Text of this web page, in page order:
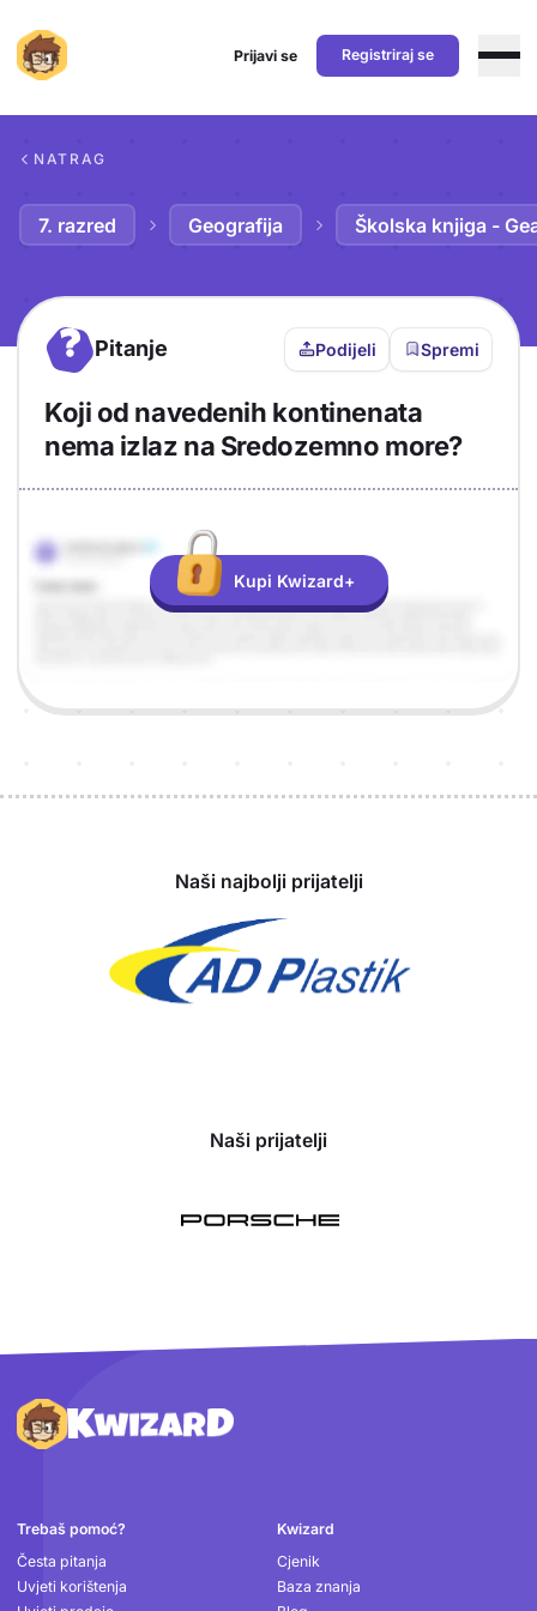
Prijavi se Registriraj se
NATRAG
7. razred Geografija Školska knjiga -
? Pitanje Podijeli Spremi
Koji od navedenih kontinenata
nema izlaz na Sredozemno more?
Odgovor
Objašnjenje
Kupi Kwizard+
Naši najbolji prijatelji
Naši prijatelji
Podnožje
Trebaš pomoć?
Česta pitanja
Uvjeti korištenja
Kwizard
Cjenik
Baza znanja